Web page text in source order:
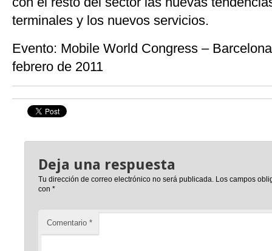
terminales y los nuevos servicios.
Evento: Mobile World Congress –
febrero de 2011
Deja una respuesta
Tu dirección de correo electrónico no será publicada. Los campos
con*
Comentario*